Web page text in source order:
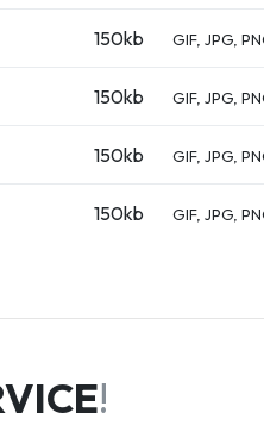
150kb GIF, JPG,
150kb GIF, JPG,
150kb GIF, JPG,
150kb GIF, JPG,
!